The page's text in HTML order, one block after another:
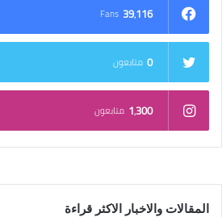
39٬116 Fans
0 متابعون
1٬300 متابعون
المقالات والاخبار الاكثر قراءة